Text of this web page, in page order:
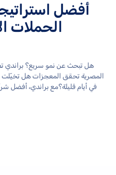
أفضل
الحملات
هل تبحث عن نمو سريع؟ براندي
المصرية تحقق المعجزات هل
في أيام قليلة؟مع براندي، أفضل